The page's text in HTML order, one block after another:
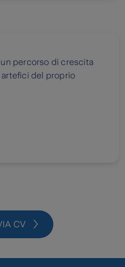
percorso di crescita
del proprio
CV